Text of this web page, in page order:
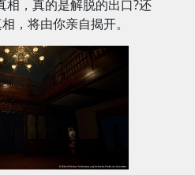
，真的是解脱的出口?还
，将由你亲自揭开。